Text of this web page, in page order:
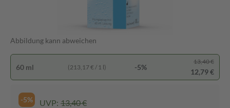
Abbildung kann abweichen
60 ml (213,17 € / 1 l) -5%
13,40 €
12,79 €
-5% UVP: 13,40 €